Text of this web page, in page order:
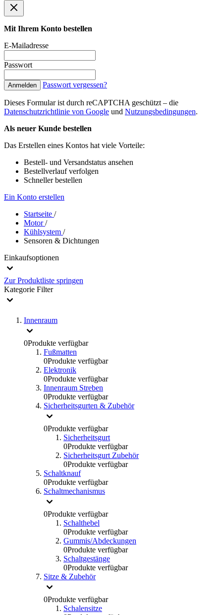
Mit Ihrem Konto bestellen
E-Mailadresse
Passwort
Anmelden Passwort vergessen?
Dieses Formular ist durch reCAPTCHA geschützt – die
Datenschutzrichtlinie von Google und Nutzungsbedingungen.
Als neuer Kunde bestellen
Das Erstellen eines Kontos hat viele Vorteile:
Bestell- und Versandstatus ansehen
Bestellverlauf verfolgen
Schneller bestellen
Ein Konto erstellen
Startseite /
Motor/
Kühlsystem /
Sensoren & Dichtungen
Einkaufsoptionen
Zur Produktliste springen
Kategorie Filter
Innenraum
0Produkte verfügbar
Fußmatten
0Produkte verfügbar
Elektronik
0Produkte verfügbar
Innenraum Streben
0Produkte verfügbar
Sicherheitsgurten & Zubehör
0Produkte verfügbar
Sicherheitsgurt
0Produkte verfügbar
Sicherheitsgurt Zubehör
0Produkte verfügbar
Schaltknauf
0Produkte verfügbar
Schaltmechanismus
0Produkte verfügbar
Schalthebel
0Produkte verfügbar
Gummis/Abdeckungen
0Produkte verfügbar
Schaltgestänge
0Produkte verfügbar
Sitze & Zubehör
0Produkte verfügbar
Schalensitze